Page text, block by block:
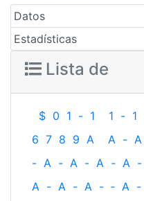
Datos
Estadísticas
Lista de
$ 0 1 - 1 1 - 1
6 7 8 9 A A - A
- A - A - A - A -
A - A - A - ‐ A -